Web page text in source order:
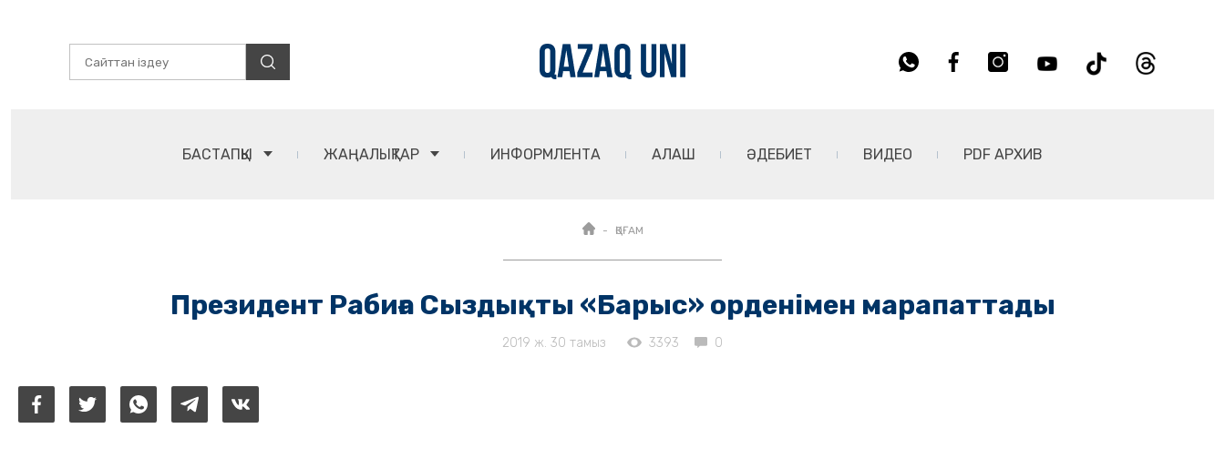
БАСТАПҚЫ ЖАҢАЛЫҚТАР ИНФОРМЛЕНТА АЛАШ ӘДЕБИЕТ ВИДЕО PDF АРХИВ
ҚОҒАМ
Президент Рабиға Сыздықты «Барыс» орденімен марапаттады
2019 ж. 30 тамыз 3393 0